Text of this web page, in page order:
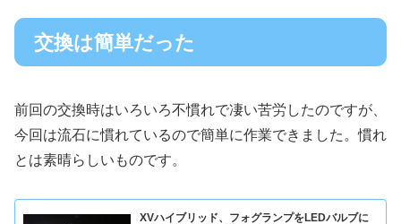
交換は簡単だった
前回の交換時はいろいろ不慣れで凄い苦労したのですが、
今回は流石に慣れているので簡単に作業できました。慣れ
とは素晴らしいものです。
XVハイブリッド、フォグランプをLEDバルブに